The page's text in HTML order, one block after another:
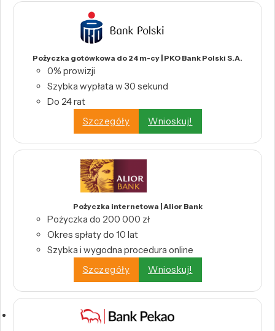
Pożyczka gotówkowa do 24 m-cy | PKO Bank Polski S.A.
0% prowizji
Szybka wypłata w 30 sekund
Do 24 rat
Szczegóły
Wnioskuj!
Pożyczka internetowa | Alior Bank
Pożyczka do 200 000 zł
Okres spłaty do 10 lat
Szybka i wygodna procedura online
Szczegóły
Wnioskuj!